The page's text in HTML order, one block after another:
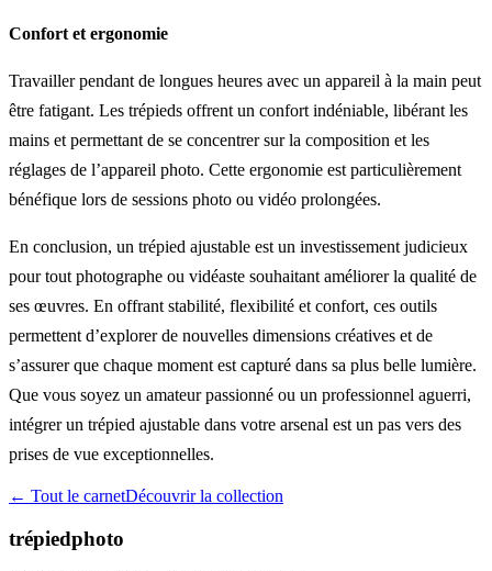
Confort et ergonomie
Travailler pendant de longues heures avec un appareil à la main peut
être fatigant. Les trépieds offrent un confort indéniable, libérant les
mains et permettant de se concentrer sur la composition et les
réglages de l’appareil photo. Cette ergonomie est particulièrement
bénéfique lors de sessions photo ou vidéo prolongées.
En conclusion, un trépied ajustable est un investissement judicieux
pour tout photographe ou vidéaste souhaitant améliorer la qualité de
ses œuvres. En offrant stabilité, flexibilité et confort, ces outils
permettent d’explorer de nouvelles dimensions créatives et de
s’assurer que chaque moment est capturé dans sa plus belle lumière.
Que vous soyez un amateur passionné ou un professionnel aguerri,
intégrer un trépied ajustable dans votre arsenal est un pas vers des
prises de vue exceptionnelles.
← Tout le carnetDécouvrir la collection
trépiedphoto